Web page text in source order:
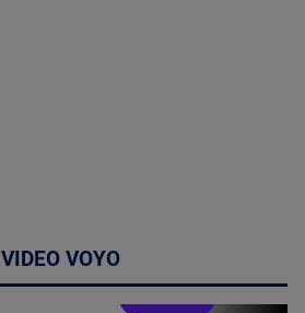
VIDEO VOYO